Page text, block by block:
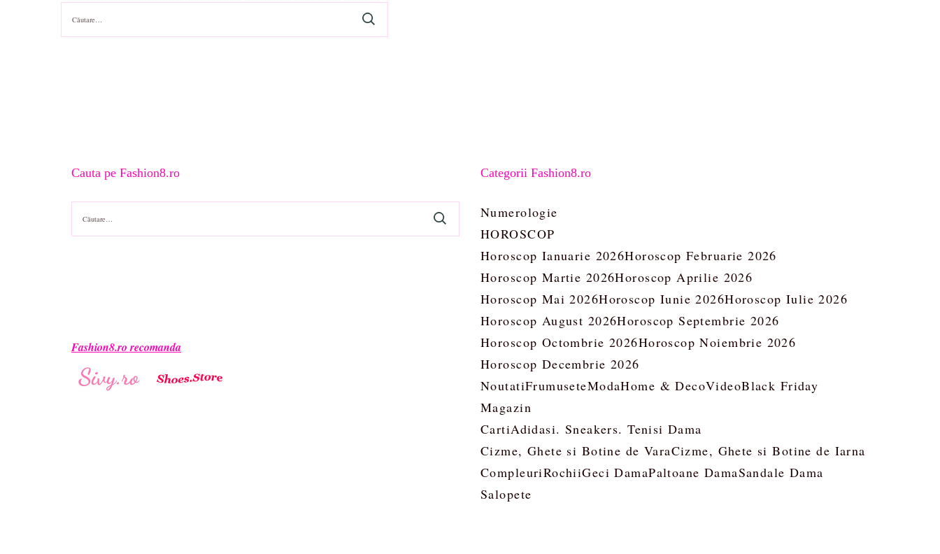
Caută
după:
Cauta pe Fashion8.ro
Caută
după:
Fashion8.ro recomanda
Categorii Fashion8.ro
Numerologie
HOROSCOP
Horoscop Ianuarie 2026Horoscop Februarie 2026
Horoscop Martie 2026Horoscop Aprilie 2026
Horoscop Mai 2026Horoscop Iunie 2026Horoscop Iulie 2026
Horoscop August 2026Horoscop Septembrie 2026
Horoscop Octombrie 2026Horoscop Noiembrie 2026
Horoscop Decembrie 2026
NoutatiFrumuseteModaHome & DecoVideoBlack Friday
Magazin
CartiAdidasi. Sneakers. Tenisi Dama
Cizme, Ghete si Botine de VaraCizme, Ghete si Botine de Iarna
CompleuriRochiiGeci DamaPaltoane DamaSandale Dama
Salopete